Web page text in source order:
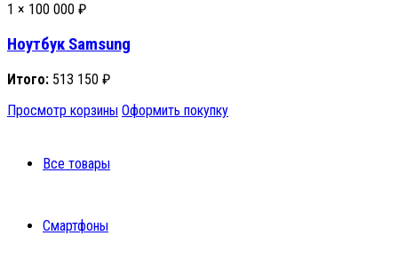
1 × 100 000 ₽
Ноутбук Samsung
Итого: 513 150 ₽
Просмотр корзины Оформить покупку
Все товары
Смартфоны